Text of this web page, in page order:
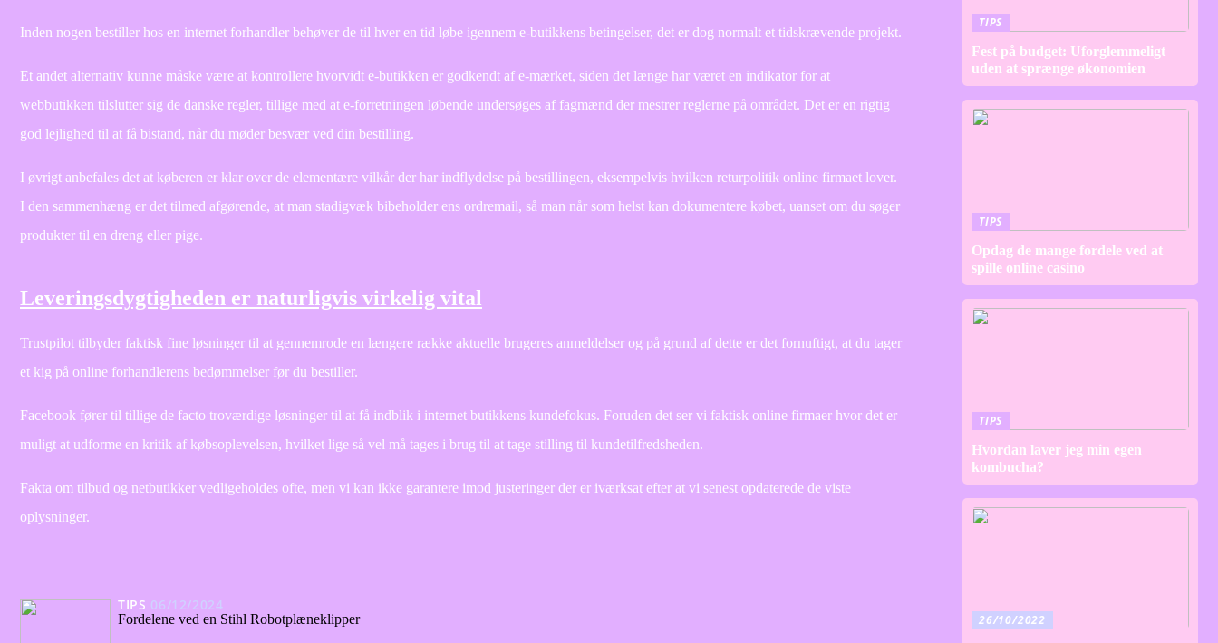
Inden nogen bestiller hos en internet forhandler behøver de til hver en tid løbe igennem e-butikkens betingelser, det er dog normalt et tidskrævende projekt.
Et andet alternativ kunne måske være at kontrollere hvorvidt e-butikken er godkendt af e-mærket, siden det længe har været en indikator for at
webbutikken tilslutter sig de danske regler, tillige med at e-forretningen løbende undersøges af fagmænd der mestrer reglerne på området. Det er en rigtig
god lejlighed til at få bistand, når du møder besvær ved din bestilling.
I øvrigt anbefales det at køberen er klar over de elementære vilkår der har indflydelse på bestillingen, eksempelvis hvilken returpolitik online firmaet lover.
I den sammenhæng er det tilmed afgørende, at man stadigvæk bibeholder ens ordremail, så man når som helst kan dokumentere købet, uanset om du søger
produkter til en dreng eller pige.
Leveringsdygtigheden er naturligvis virkelig vital
Trustpilot tilbyder faktisk fine løsninger til at gennemrode en længere række aktuelle brugeres anmeldelser og på grund af dette er det fornuftigt, at du tager
et kig på online forhandlerens bedømmelser før du bestiller.
Facebook fører til tillige de facto troværdige løsninger til at få indblik i internet butikkens kundefokus. Foruden det ser vi faktisk online firmaer hvor det er
muligt at udforme en kritik af købsoplevelsen, hvilket lige så vel må tages i brug til at tage stilling til kundetilfredsheden.
Fakta om tilbud og netbutikker vedligeholdes ofte, men vi kan ikke garantere imod justeringer der er iværksat efter at vi senest opdaterede de viste
oplysninger.
TIPS 06/12/2024
Fordelene ved en Stihl Robotplæneklipper
TIPS
Fest på budget: Uforglemmeligt
uden at sprænge økonomien
TIPS
Opdag de mange fordele ved at
spille online casino
TIPS
Hvordan laver jeg min egen
kombucha?
26/10/2022